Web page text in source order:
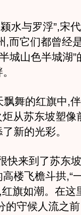
水与罗浮”,宋
,而它们都曾经
城山色半城湖
舞的红旗中,
从苏东坡塑
新的光彩。
来到了苏东
楼飞檐斗拱,“
旗如潮。在这
的守候人流之